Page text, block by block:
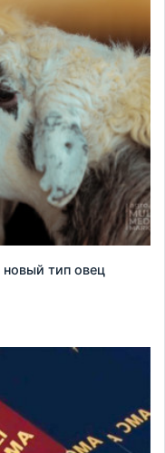
тип овец